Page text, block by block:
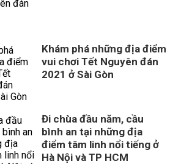
Khám phá những địa điểm
vui chơi Tết Nguyên đán
2021 ở Sài Gòn
Đi chùa đầu năm, cầu
bình an tại những địa
điểm tâm linh nổi tiếng ở
Hà Nội và TP HCM